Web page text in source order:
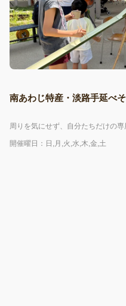
南あわじ特産・淡路手延べ
開催曜日：日,月,火,水,木,金,土